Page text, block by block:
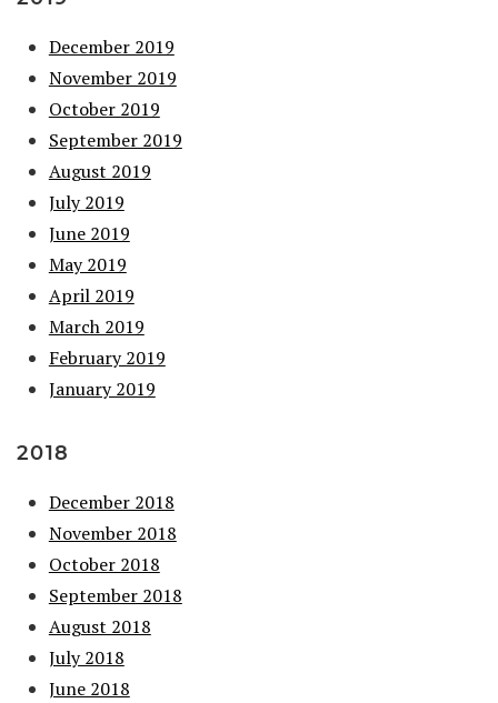
December 2019
November 2019
October 2019
September 2019
August 2019
July 2019
June 2019
May 2019
April 2019
March 2019
February 2019
January 2019
2018
December 2018
November 2018
October 2018
September 2018
August 2018
July 2018
June 2018